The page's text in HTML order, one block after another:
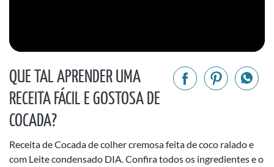
QUE TAL APRENDER UMA
RECEITA FÁCIL E GOSTOSA DE
COCADA?
Receita de Cocada de colher cremosa feita de coco ralado e
com Leite condensado DIA. Confira todos os ingredientes e o